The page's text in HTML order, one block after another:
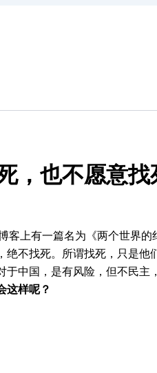
，也不愿意
上有一篇名为《两个世界的
绝不找死。所谓找死，只是
中国，是有风险，但不民主
这样呢？